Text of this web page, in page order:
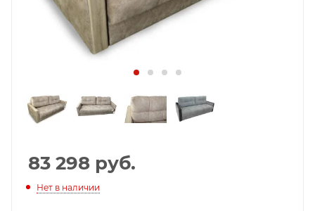
83 298 руб.
Нет в наличии